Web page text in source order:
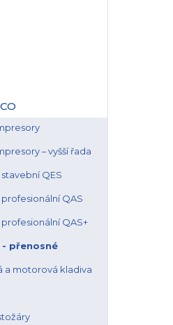
– vyšší řada
QES
QAS
QAS+
- přenosné
a motorová kladiva